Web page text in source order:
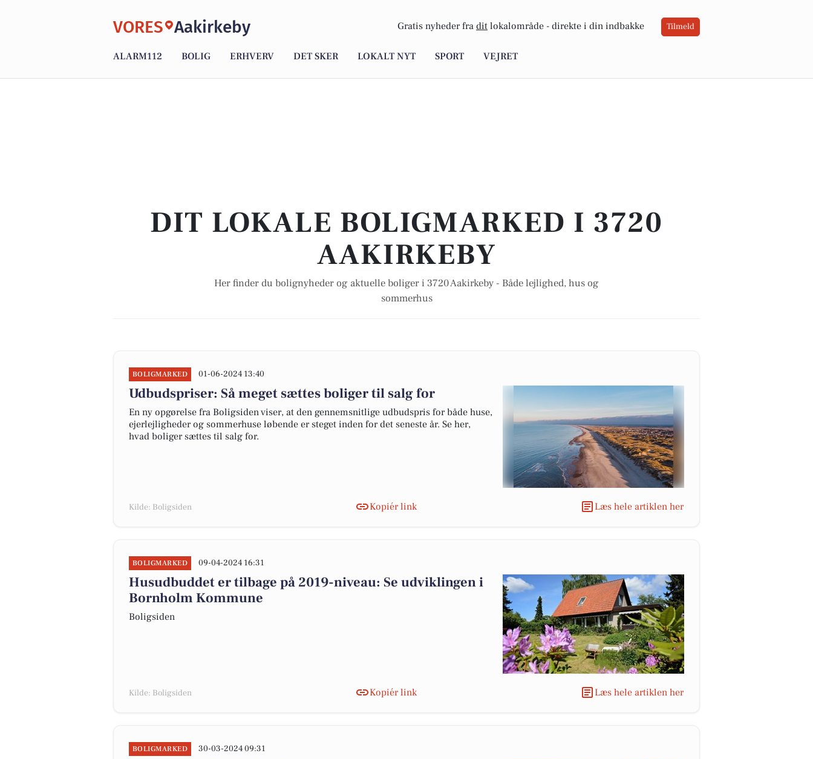
VORES Aakirkeby Gratis nyheder fra dit lokalområde - direkte i din indbakke Tilmeld
ALARM112 BOLIG ERHVERV DET SKER LOKALT NYT SPORT VEJRET
DIT LOKALE BOLIGMARKED I 3720
AAKIRKEBY
Her finder du bolignyheder og aktuelle boliger i 3720 Aakirkeby - Både lejlighed, hus og
sommerhus
BOLIGMARKED 01-06-2024 13:40
Udbudspriser: Så meget sættes boliger til salg for
En ny opgørelse fra Boligsiden viser, at den gennemsnitlige udbudspris for både huse,
ejerlejligheder og sommerhuse løbende er steget inden for det seneste år. Se her,
hvad boliger sættes til salg for.
Kilde: Boligsiden Kopiér link Læs hele artiklen her
BOLIGMARKED 09-04-2024 16:31
Husudbuddet er tilbage på 2019-niveau: Se udviklingen i
Bornholm Kommune
Boligsiden
Kilde: Boligsiden Kopiér link Læs hele artiklen her
BOLIGMARKED 30-03-2024 09:31